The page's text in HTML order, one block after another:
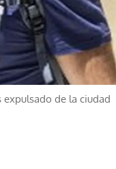
expulsado de la ciudad